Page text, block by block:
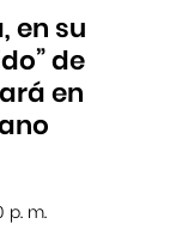
en su
de
en
p. m.